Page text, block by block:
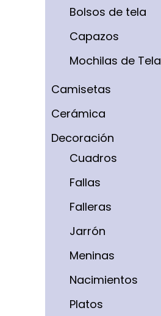
Bolsos de tela
Capazos
Mochilas de Tela
Camisetas
Cerámica
Decoración
Cuadros
Fallas
Falleras
Jarrón
Meninas
Nacimientos
Platos